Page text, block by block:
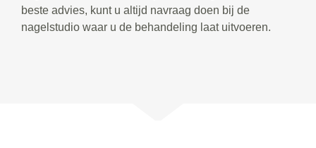
beste advies, kunt u altijd navraag doen bij de
nagelstudio waar u de behandeling laat uitvoeren.